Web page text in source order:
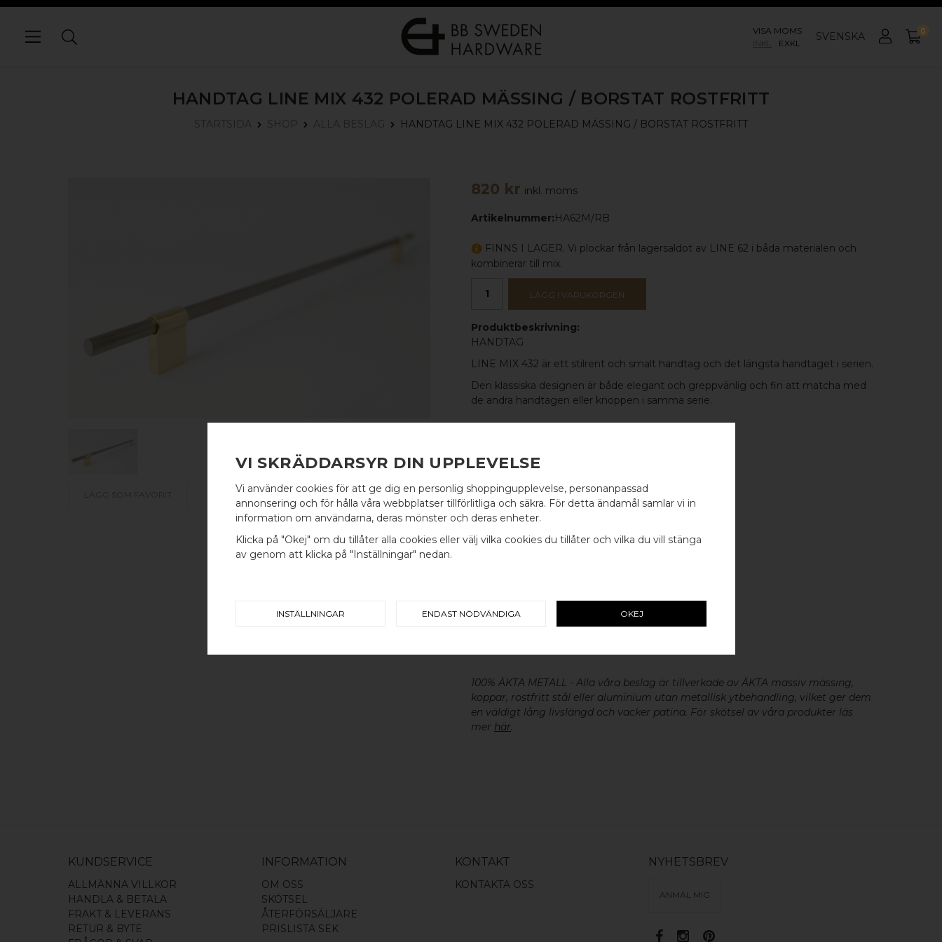
VISA MOMS
INKL
EXKL SVENSKA
WELCOME TO
BB SWEDEN HARDWARE
Välj land / Choose country
0
HANDTAG LINE MIX 432 POLERAD MÄSSING / BORSTAT ROSTFRITT
STARTSIDA SHOP ALLA BESLAG HANDTAG LINE MIX 432 POLERAD MÄSSING / BORSTAT ROSTFRITT
820 kr inkl. moms
Artikelnummer:HA62M/RB
FINNS I LAGER. Vi plockar från lagersaldot av LINE 62 i båda materialen och
kombinerar till mix.
LÄGG I VARUKORGEN
Produktbeskrivning:
HANDTAG
LINE MIX 432 är ett stilrent och smalt handtag och det längsta handtaget i serien.
Den klassiska designen är både elegant och greppvänlig och fin att matcha med
de andra handtagen eller knoppen i samma serie.
FOT:100% POLERAD MÄSSING
PINNE:100% BORSTAT ROSTFRITT STÅL
INGÅR
100% ÄKTA METALL - Alla våra beslag är tillverkade av ÄKTA massiv mässing,
koppar, rostfritt stål eller aluminium utan metallisk ytbehandling, vilket ger dem
en väldigt lång livslängd och vacker patina. För skötsel av våra produkter läs
mer här.
KUNDSERVICE
ALLMÄNNA VILLKOR
HANDLA & BETALA
FRAKT & LEVERANS
RETUR & BYTE
INFORMATION
OM OSS
SKÖTSEL
ÅTERFÖRSÄLJARE
PRISLISTA SEK
KONTAKT
KONTAKTA OSS
NYHETSBREV
ANMÄL MIG
VI SKRÄDDARSYR DIN UPPLEVELSE
Vi använder cookies för att ge dig en personlig shoppingupplevelse, personanpassad
annonsering och för hålla våra webbplatser tillförlitliga och säkra. För detta ändamål samlar vi in
information om användarna, deras mönster och deras enheter.
Klicka på "Okej" om du tillåter alla cookies eller välj vilka cookies du tillåter och vilka du vill stänga
av genom att klicka på "Inställningar" nedan.
INSTÄLLNINGAR ENDAST NÖDVÄNDIGA OKEJ